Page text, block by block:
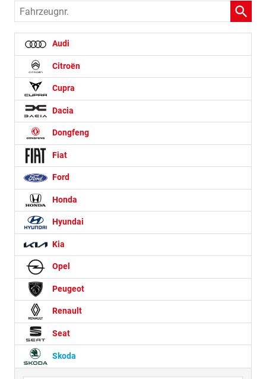
Fahrzeugnr.
Audi
Citroën
Cupra
Dacia
Dongfeng
Fiat
Ford
Honda
Hyundai
Kia
Opel
Peugeot
Renault
Seat
Skoda